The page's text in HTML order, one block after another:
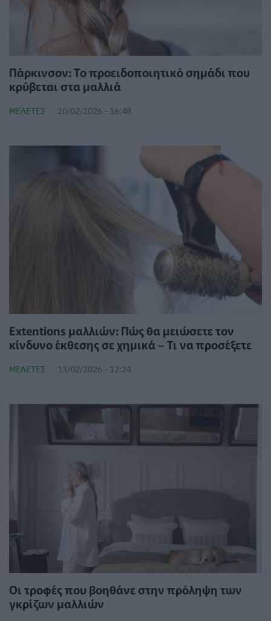
Πάρκινσον: Το προειδοποιητικό σημάδι που
κρύβεται στα μαλλιά
ΜΕΛΈΤΕΣ 20/02/2026 - 16:48
Extentions μαλλιών: Πώς θα μειώσετε τον
κίνδυνο έκθεσης σε χημικά – Τι να προσέξετε
ΜΕΛΈΤΕΣ 13/02/2026 - 12:24
Οι τροφές που βοηθάνε στην πρόληψη των
γκρίζων μαλλιών